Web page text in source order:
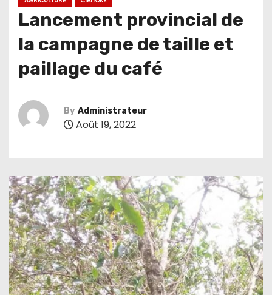
Lancement provincial de
la campagne de taille et
paillage du café
By Administrateur
Août 19, 2022